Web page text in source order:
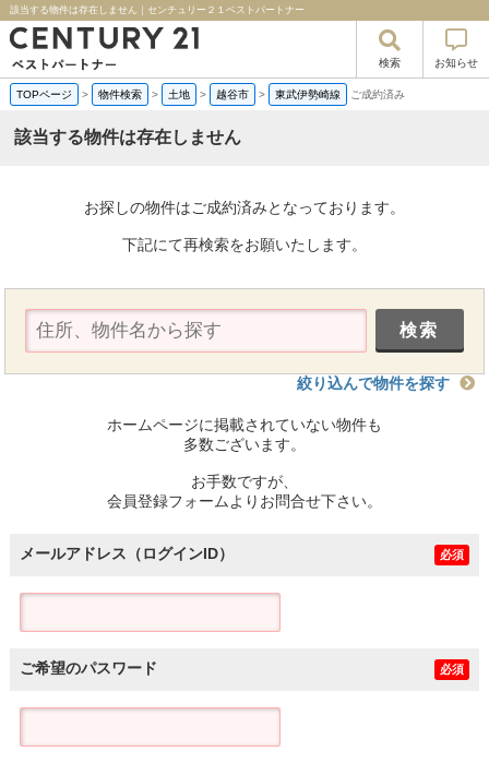
該当する物件は存在しません｜センチュリー２１ベストパートナー
検索 お知らせ
TOPページ > 物件検索 > 土地 > 越谷市 > 東武伊勢崎線 ご成約済み
該当する物件は存在しません
お探しの物件はご成約済みとなっております。
下記にて再検索をお願いたします。
絞り込んで物件を探す
ホームページに掲載されていない物件も
多数ございます。
お手数ですが、
会員登録フォームよりお問合せ下さい。
メールアドレス（ログインID） 必須
ご希望のパスワード 必須